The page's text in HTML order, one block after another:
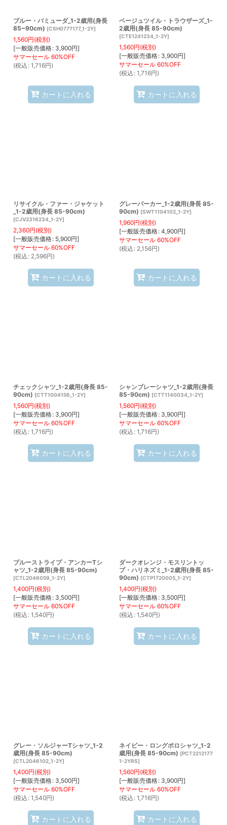
ブルー・バミューダ_1-2歳用(身長
85~90cm) [CSH0777177_1-2Y]
1,560円(税別)
[一般販売価格: 3,900円]
(税込 : 1,716円)
カートに入れる
ベージュツイル・トラウザーズ_1-
2歳用(身長 85-90cm)
[CTE1241234_1-2Y]
1,560円(税別)
[一般販売価格: 3,900円]
(税込 : 1,716円)
カートに入れる
リサイクル・ファー・ジャケット
_1-2歳用(身長 85-90cm)
[CJV2316234_1-2Y]
2,360円(税別)
[一般販売価格: 5,900円]
(税込 : 2,596円)
カートに入れる
グレーパーカー_1-2歳用(身長 85-
90cm) [SWT1104102_1-2Y]
1,960円(税別)
[一般販売価格: 4,900円]
(税込 : 2,156円)
カートに入れる
チェックシャツ_1-2歳用(身長 85-
90cm) [CTT1004156_1-2Y]
1,560円(税別)
[一般販売価格: 3,900円]
(税込 : 1,716円)
カートに入れる
シャンブレーシャツ_1-2歳用(身長
85-90cm) [CTT1140034_1-2Y]
1,560円(税別)
[一般販売価格: 3,900円]
(税込 : 1,716円)
カートに入れる
ブルーストライプ・アンカーTシ
ャツ_1-2歳用(身長 85-90cm)
[CTL2046059_1-2Y]
1,400円(税別)
[一般販売価格: 3,500円]
(税込 : 1,540円)
カートに入れる
ダークオレンジ・モスリントッ
プ・ハリネズミ_1-2歳用(身長 85-
90cm) [CTP1720005_1-2Y]
1,400円(税別)
[一般販売価格: 3,500円]
(税込 : 1,540円)
カートに入れる
グレー・ソルジャーTシャツ_1-2
歳用(身長 85-90cm)
[CTL2046102_1-2Y]
1,400円(税別)
[一般販売価格: 3,500円]
(税込 : 1,540円)
カートに入れる
ネイビー・ロングポロシャツ_1-2
歳用(身長 85-90cm) [PCT2212177
1-2YRS]
1,560円(税別)
[一般販売価格: 3,900円]
(税込 : 1,716円)
カートに入れる